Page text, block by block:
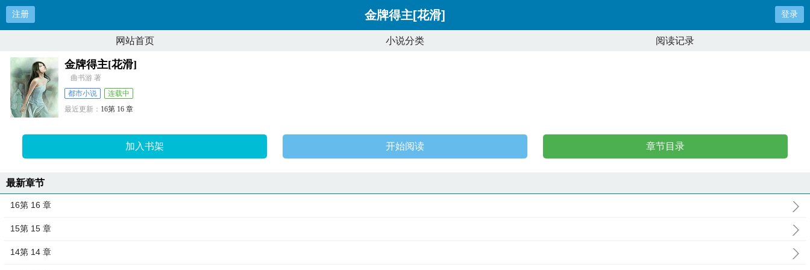
注册 金牌得主[花滑] 登录
网站首页 小说分类 阅读记录
金牌得主[花滑]
曲书游 著
都市小说
连载中
最近更新： 16第 16 章
加入书架 开始阅读 章节目录
最新章节
16第 16 章
15第 15 章
14第 14 章